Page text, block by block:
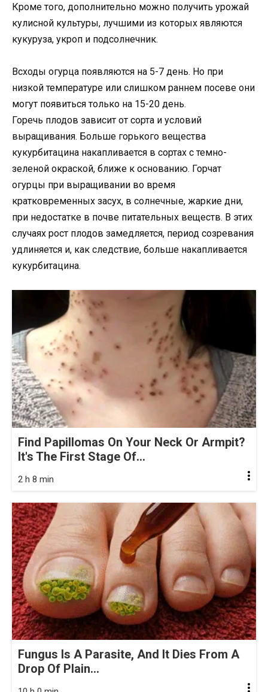
Кроме того, дополнительно можно получить урожай
кулисной культуры, лучшими из которых являются
кукуруза, укроп и подсолнечник.
Всходы огурца появляются на 5-7 день. Но при
низкой температуре или слишком раннем посеве они
могут появиться только на 15-20 день.
Горечь плодов зависит от сорта и условий
выращивания. Больше горького вещества
кукурбитацина накапливается в сортах с темно-
зеленой окраской, ближе к основанию. Горчат
огурцы при выращивании во время
кратковременных засух, в солнечные, жаркие дни,
при недостатке в почве питательных веществ. В этих
случаях рост плодов замедляется, период созревания
удлиняется и, как следствие, больше накапливается
кукурбитацина.
Find Papillomas On Your Neck Or Armpit?
It's The First Stage Of...
2 h 8 min
Fungus Is A Parasite, And It Dies From A
Drop Of Plain...